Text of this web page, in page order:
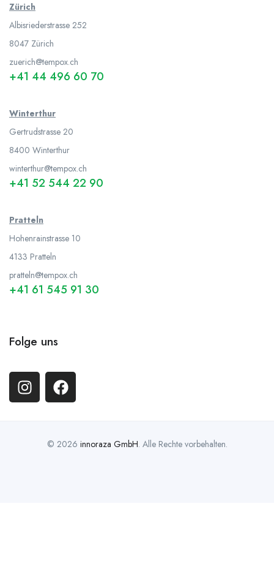
Zürich
Albisriederstrasse 252
8047 Zürich
zuerich@tempox.ch
+41 44 496 60 70
Winterthur
Gertrudstrasse 20
8400 Winterthur
winterthur@tempox.ch
+41 52 544 22 90
Pratteln
Hohenrainstrasse 10
4133 Pratteln
pratteln@tempox.ch
+41 61 545 91 30
Folge uns
© 2026 innoraza GmbH. Alle Rechte vorbehalten.